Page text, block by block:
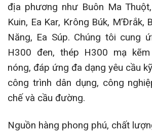
địa phương như Buôn Ma
Kuin, Ea Kar, Krông Búk, M’Đrắk,
Năng, Ea Súp. Chúng tôi cung
H300 đen, thép H300 mạ
nóng, đáp ứng đa dạng yêu cầu
công trình dân dụng, công
chế và cầu đường.
Nguồn hàng phong phú, chất